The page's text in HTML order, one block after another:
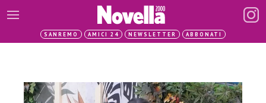
SANREMO AMICI 24 NEWSLETTER ABBONATI